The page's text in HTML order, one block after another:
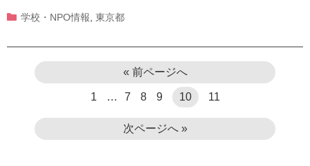
学校・NPO情報 東京都
« 前ページへ
1 … 7 8 9 10 11
次ページへ »